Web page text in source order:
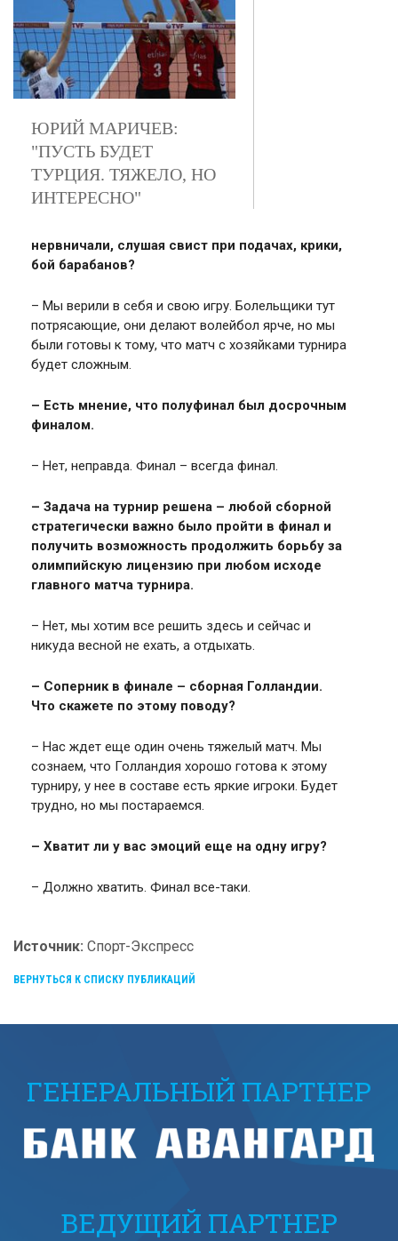
ЮРИЙ МАРИЧЕВ:
"ПУСТЬ БУДЕТ
ТУРЦИЯ. ТЯЖЕЛО, НО
ИНТЕРЕСНО"
нервничали, слушая свист при подачах, крики,
бой барабанов?
– Мы верили в себя и свою игру. Болельщики тут
потрясающие, они делают волейбол ярче, но мы
были готовы к тому, что матч с хозяйками турнира
будет сложным.
– Есть мнение, что полуфинал был досрочным
финалом.
– Нет, неправда. Финал – всегда финал.
– Задача на турнир решена – любой сборной
стратегически важно было пройти в финал и
получить возможность продолжить борьбу за
олимпийскую лицензию при любом исходе
главного матча турнира.
– Нет, мы хотим все решить здесь и сейчас и
никуда весной не ехать, а отдыхать.
– Соперник в финале – сборная Голландии.
Что скажете по этому поводу?
– Нас ждет еще один очень тяжелый матч. Мы
сознаем, что Голландия хорошо готова к этому
турниру, у нее в составе есть яркие игроки. Будет
трудно, но мы постараемся.
– Хватит ли у вас эмоций еще на одну игру?
– Должно хватить. Финал все-таки.
Источник: Спорт-Экспресс
ВЕРНУТЬСЯ К СПИСКУ ПУБЛИКАЦИЙ
ГЕНЕРАЛЬНЫЙ ПАРТНЕР
ВЕДУЩИЙ ПАРТНЕР